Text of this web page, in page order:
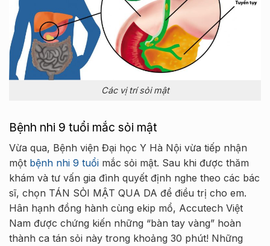
Các vị trí sỏi mật
Bệnh nhi 9 tuổi mắc sỏi mật
Vừa qua, Bệnh viện Đại học Y Hà Nội vừa tiếp nhận
một bệnh nhi 9 tuổi mắc sỏi mật. Sau khi được thăm
khám và tư vấn gia đình quyết định nghe theo các bác
sĩ, chọn TÁN SỎI MẬT QUA DA để điều trị cho em.
Hân hạnh đồng hành cùng ekip mổ, Accutech Việt
Nam được chứng kiến những “bàn tay vàng” hoàn
thành ca tán sỏi này trong khoảng 30 phút! Những